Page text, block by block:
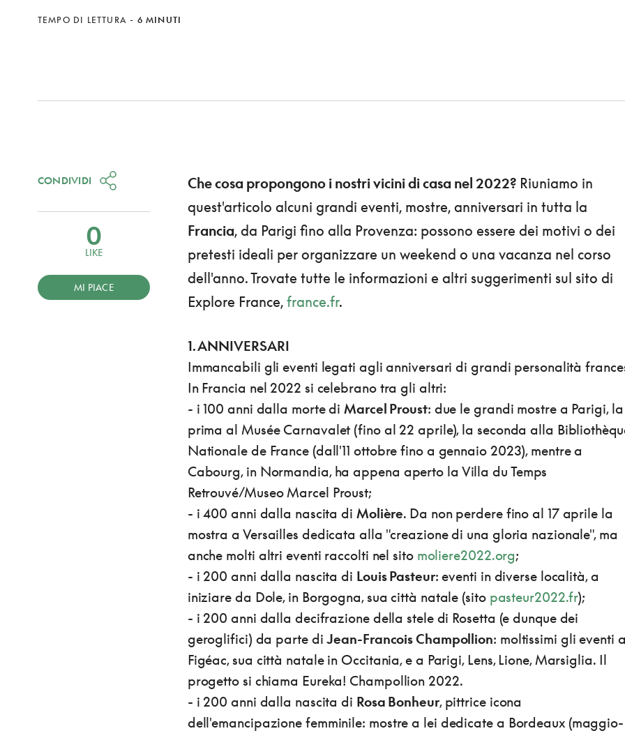
TEMPO DI LETTURA - 6 MINUTI
Che cosa propongono i nostri vicini di casa nel 2022? Riuniamo in
quest'articolo alcuni grandi eventi, mostre, anniversari in tutta la
Francia, da Parigi fino alla Provenza: possono essere dei motivi o dei
pretesti ideali per organizzare un weekend o una vacanza nel corso
dell'anno. Trovate tutte le informazioni e altri suggerimenti sul sito di
Explore France, france.fr.
1. ANNIVERSARI
Immancabili gli eventi legati agli anniversari di grandi personalità
In Francia nel 2022 si celebrano tra gli altri:
- i 100 anni dalla morte diMarcel Proust: due le grandi mostre a Parigi, la
prima al Musée Carnavalet (fino al 22 aprile), la seconda alla
Nationale de France (dall'11 ottobre fino a gennaio 2023), mentre a
Cabourg, in Normandia, ha appena aperto la Villa du Temps
Retrouvé/Museo Marcel Proust;
- i 400 anni dalla nascita di Molière. Da non perdere fino al 17 aprile la
mostra a Versailles dedicata alla "creazione di una gloria nazionale", ma
anche molti altri eventi raccolti nel sito moliere2022.org;
- i 200 anni dalla nascita di Louis Pasteur: eventi in diverse località, a
iniziare da Dole, in Borgogna, sua città natale (sito pasteur2022.fr);
- i 200 anni dalla decifrazione della stele di Rosetta (e dunque dei
geroglifici) da parte diJean-Francois Champollion: moltissimi gli eventi
Figéac, sua città natale in Occitania, e a Parigi, Lens, Lione, Marsiglia. Il
progetto si chiama Eureka! Champollion 2022.
- i 200 anni dalla nascita di Rosa Bonheur, pittrice icona
dell'emancipazione femminile: mostre a lei dedicate a Bordeaux (maggio-
CONDIVIDI
0
LIKE
MI PIACE